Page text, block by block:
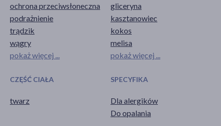
ochrona przeciwsłoneczna
podrażnienie
trądzik
wągry
pokaż więcej ...
gliceryna
kasztanowiec
kokos
melisa
pokaż więcej ...
CZĘŚĆ CIAŁA
twarz
SPECYFIKA
Dla alergików
Do opalania